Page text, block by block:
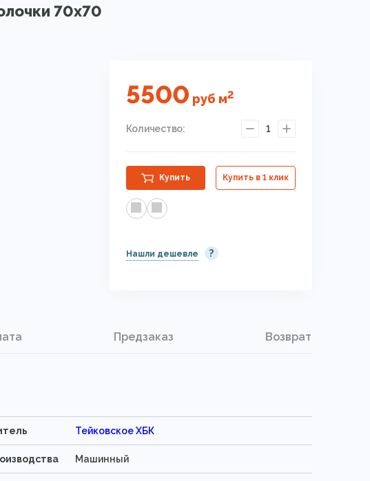
70х70
5500 руб м2
Количество: 1
Купить Купить в 1 клик
Нашли дешевле ?
Предзаказ Возврат
Тейковское ХБК
Машинный